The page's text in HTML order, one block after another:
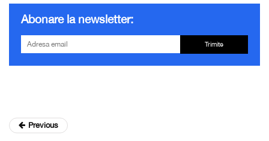
Abonare la newsletter:
Trimite
Previous